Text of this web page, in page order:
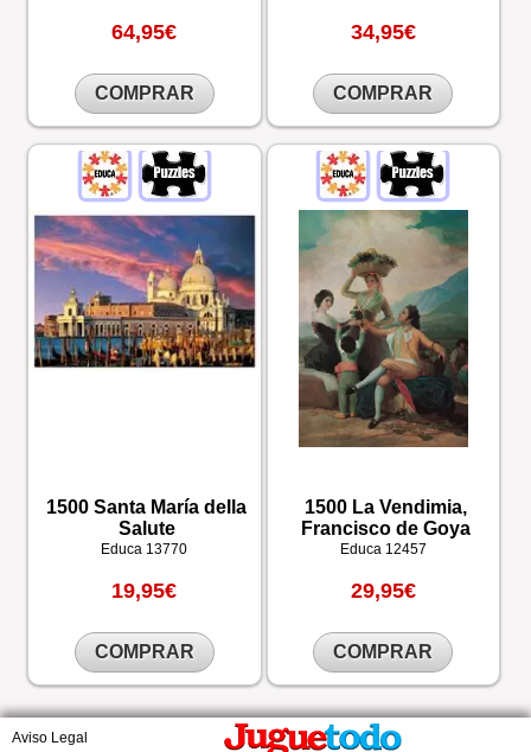
64,95€
COMPRAR
34,95€
COMPRAR
1500 Santa María della
Salute
Educa 13770
19,95€
COMPRAR
1500 La Vendimia,
Francisco de Goya
Educa 12457
29,95€
COMPRAR
Aviso Legal